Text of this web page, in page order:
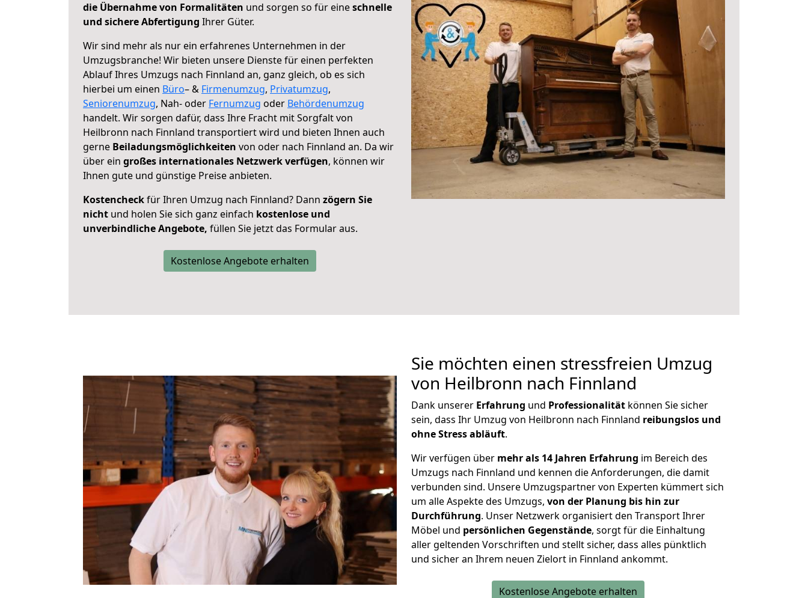
die Übernahme von Formalitäten und sorgen so für eineschnelle
und sichere Abfertigung Ihrer Güter.
Wir sind mehr als nur ein erfahrenes Unternehmen in der
Umzugsbranche! Wir bieten unsere Dienste für einen perfekten
Ablauf Ihres Umzugs nach Finnland an, ganz gleich, ob es sich
hierbei um einen Büro– & Firmenumzug, Privatumzug,
Seniorenumzug, Nah- oder Fernumzug oder Behördenumzug
handelt. Wir sorgen dafür, dass Ihre Fracht mit Sorgfalt von
Heilbronn nach Finnland transportiert wird und bieten Ihnen auch
gerne Beiladungsmöglichkeiten von oder nach Finnland an. Da wir
über ein großes internationales Netzwerk verfügen, können wir
Ihnen gute und günstige Preise anbieten.
Kostencheckfür Ihren Umzug nach Finnland? Dann zögern Sie
nicht und holen Sie sich ganz einfach kostenlose und
unverbindliche Angebote, füllen Sie jetzt das Formular aus.
Kostenlose Angebote erhalten
Sie möchten einen stressfreien Umzug
von Heilbronn nach Finnland
Dank unserer Erfahrung und Professionalität können Sie sicher
sein, dass Ihr Umzug von Heilbronn nach Finnland reibungslos und
ohne Stress abläuft.
Wir verfügen über mehr als 14 Jahren Erfahrung im Bereich des
Umzugs nach Finnland und kennen die Anforderungen, die damit
verbunden sind. Unsere Umzugspartner von Experten kümmert sich
um alle Aspekte des Umzugs, von der Planung bis hin zur
Durchführung. Unser Netzwerk organisiert den Transport Ihrer
Möbel und persönlichen Gegenstände, sorgt für die Einhaltung
aller geltenden Vorschriften und stellt sicher, dass alles pünktlich
und sicher an Ihrem neuen Zielort in Finnland ankommt.
Kostenlose Angebote erhalten